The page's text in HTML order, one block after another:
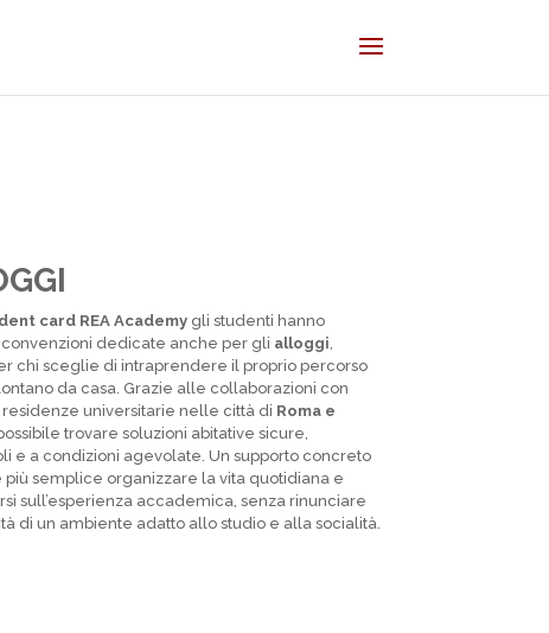
card REA Academygli studenti hanno
convenzioni dedicate anche per gli alloggi,
chi sceglie di intraprendere il proprio percorso
da casa. Grazie alle collaborazioni con
universitarie nelle città di Roma e
trovare soluzioni abitative sicure,
e a condizioni agevolate. Un supporto concreto
semplice organizzare la vita quotidiana e
sull’esperienza accademica, senza rinunciare
di un ambiente adatto allo studio e alla socialità.